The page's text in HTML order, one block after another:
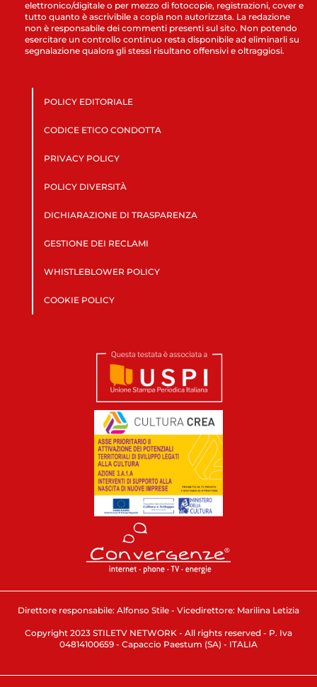
elettronico/digitale o per mezzo di fotocopie, registrazioni, cover e
tutto quanto è ascrivibile a copia non autorizzata. La redazione
non è responsabile dei commenti presenti sul sito. Non potendo
esercitare un controllo continuo resta disponibile ad eliminarli su
segnalazione qualora gli stessi risultano offensivi e oltraggiosi.
POLICY EDITORIALE
CODICE ETICO CONDOTTA
PRIVACY POLICY
POLICY DIVERSITÀ
DICHIARAZIONE DI TRASPARENZA
GESTIONE DEI RECLAMI
WHISTLEBLOWER POLICY
COOKIE POLICY
Direttore responsabile: Alfonso Stile - Vicedirettore: Marilina Letizia
Copyright 2023 STILETV NETWORK - All rights reserved - P. Iva
04814100659 - Capaccio Paestum (SA) - ITALIA